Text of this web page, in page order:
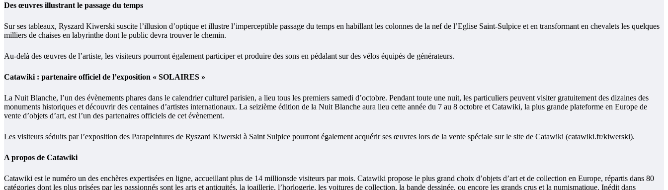
Des œuvres illustrant le passage du temps
Sur ses tableaux, Ryszard Kiwerski suscite l’illusion d’optique et illustre l’imperceptible passage du temps en habillant les colonnes de la nef de l’Eglise Saint-Sulpice et en transformant en chevalets les quelques
milliers de chaises en labyrinthe dont le public devra trouver le chemin.
Au-delà des œuvres de l’artiste, les visiteurs pourront également participer et produire des sons en pédalant sur des vélos équipés de générateurs.
Catawiki : partenaire officiel de l’exposition « SOLAIRES »
La Nuit Blanche, l’un des évènements phares dans le calendrier culturel parisien, a lieu tous les premiers samedi d’octobre. Pendant toute une nuit, les particuliers peuvent visiter gratuitement des dizaines des
monuments historiques et découvrir des centaines d’artistes internationaux. La seizième édition de la Nuit Blanche aura lieu cette année du 7 au 8 octobre et Catawiki, la plus grande plateforme en Europe de
vente d’objets d’art, est l’un des partenaires officiels de cet évènement.
Les visiteurs séduits par l’exposition des Parapeintures de Ryszard Kiwerski à Saint Sulpice pourront également acquérir ses œuvres lors de la vente spéciale sur le site de Catawiki (catawiki.fr/kiwerski).
A propos de Catawiki
Catawiki est le numéro un des enchères expertisées en ligne, accueillant plus de 14 millionsde visiteurs par mois. Catawiki propose le plus grand choix d’objets d’art et de collection en Europe, répartis dans 80
catégories dont les plus prisées par les passionnés sont les arts et antiquités, la joaillerie, l’horlogerie, les voitures de collection, la bande dessinée, ou encore les grands crus et la numismatique. Inédit dans